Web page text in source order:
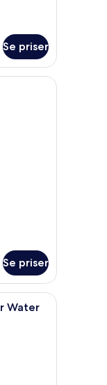
Se priser
samt et fjernsyn på
liggestole og et
Se priser
minibar,
Water